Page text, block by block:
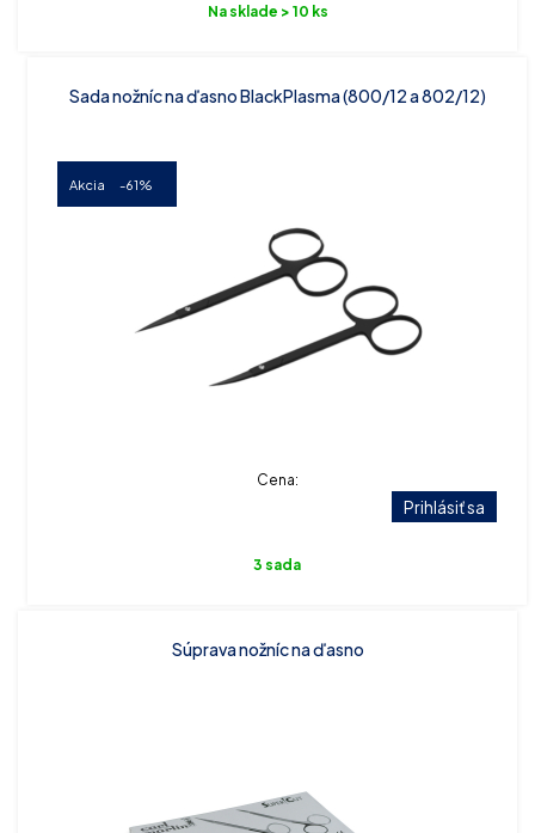
Na sklade > 10 ks
Sada nožníc na ďasno BlackPlasma (800/12 a 802/12)
Akcia -61%
Cena:
Prihlásiť sa
3 sada
Súprava nožníc na ďasno